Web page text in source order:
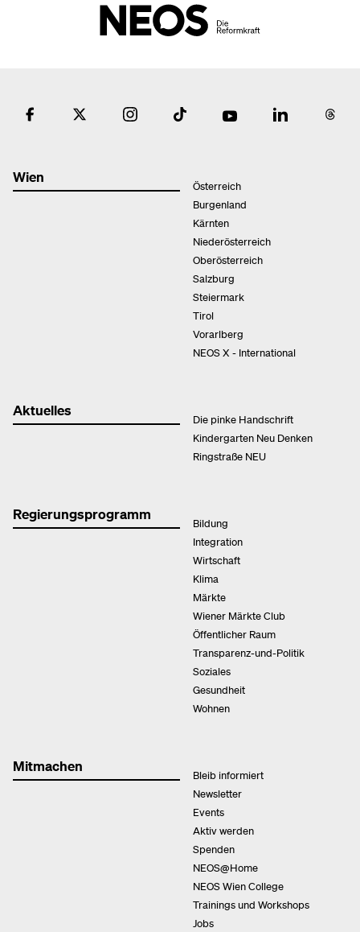
Wien
Österreich
Burgenland
Kärnten
Niederösterreich
Oberösterreich
Salzburg
Steiermark
Tirol
Vorarlberg
NEOS X - International
Aktuelles
Die pinke Handschrift
Kindergarten Neu Denken
Ringstraße NEU
Regierungsprogramm
Bildung
Integration
Wirtschaft
Klima
Märkte
Wiener Märkte Club
Öffentlicher Raum
Transparenz-und-Politik
Soziales
Gesundheit
Wohnen
Mitmachen
Bleib informiert
Newsletter
Events
Aktiv werden
Spenden
NEOS@Home
NEOS Wien College
Trainings und Workshops
Jobs